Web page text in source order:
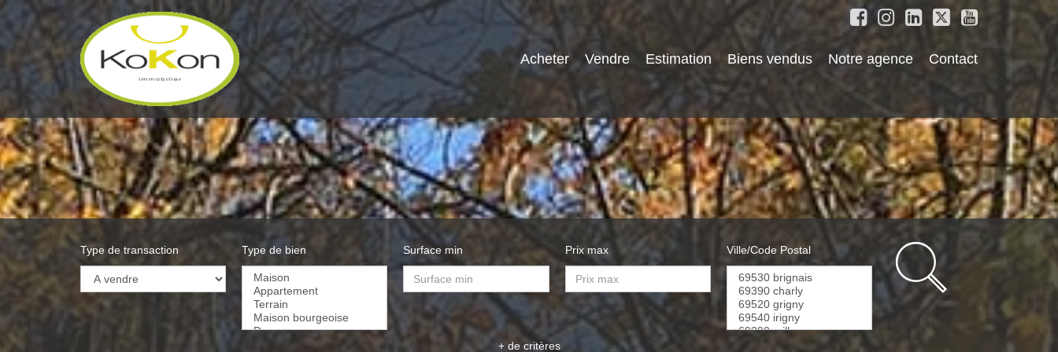
Acheter Vendre Estimation Biens vendus Notre agence Contact
Type de transaction Type de bien Surface min Prix max Ville/Code Postal
+ de critères